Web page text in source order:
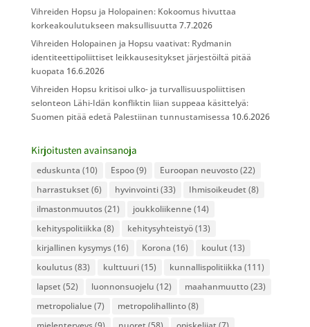
Vihreiden Hopsu ja Holopainen: Kokoomus hivuttaa
korkeakoulutukseen maksullisuutta 7.7.2026
Vihreiden Holopainen ja Hopsu vaativat: Rydmanin
identiteettipoliittiset leikkausesitykset järjestöiltä pitää
kuopata 16.6.2026
Vihreiden Hopsu kritisoi ulko- ja turvallisuuspoliittisen
selonteon Lähi-Idän konfliktin liian suppeaa käsittelyä:
Suomen pitää edetä Palestiinan tunnustamisessa 10.6.2026
Kirjoitusten avainsanoja
eduskunta (10) Espoo(9) Euroopan neuvosto(22)
harrastukset (6) hyvinvointi(33) Ihmisoikeudet (8)
ilmastonmuutos(21) joukkoliikenne(14)
kehityspolitiikka (8) kehitysyhteistyö(13)
kirjallinen kysymys(16) Korona (16) koulut (13)
koulutus(83) kulttuuri(15) kunnallispolitiikka (111)
lapset (52) luonnonsuojelu (12) maahanmuutto(23)
metropolialue(7) metropolihallinto(8)